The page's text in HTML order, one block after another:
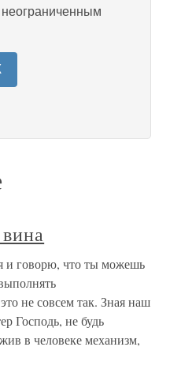
и говорю, что ты можешь
не совсем так. Зная наш
Господь, не будь
в человеке механизм,